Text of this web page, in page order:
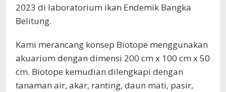
2023 di laboratorium ikan Endemik Bangka
Belitung.
Kami merancang konsep Biotope menggunakan
akuarium dengan dimensi 200 cm x 100 cm x 50
cm. Biotope kemudian dilengkapi dengan
tanaman air, akar, ranting, daun mati, pasir,